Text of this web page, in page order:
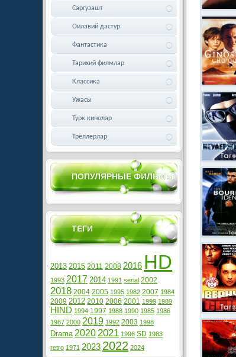
Саргузашт
Оилавий дастур
Фантастика
Тарихий филмлар
Классика
Ужасы
Турк кинолар
Треллерлар
ПОПУЛЯРНЫЕ ФИЛЬМЫ
ТЕГИ
2013 2015 2011 2008 2016 HD
1993 2017 2014 1991 serial 2002
2018 2004 2005 1995 1982 2007 1984
2009 2012 2010 2006 2001 1999 1989
HIND 1994 1997 1988 1990 1985 1986
1987 2000 2019 1992 2003 1998
Drama 2020 2021 1996 SD 1983
retro 1971 2023 2022 2024